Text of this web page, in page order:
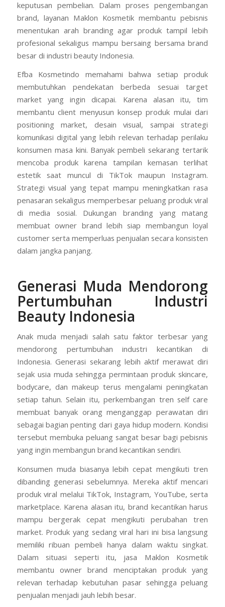
keputusan pembelian. Dalam proses pengembangan
brand, layanan Maklon Kosmetik membantu pebisnis
menentukan arah branding agar produk tampil lebih
profesional sekaligus mampu bersaing bersama brand
besar di industri beauty Indonesia.
Efba Kosmetindo memahami bahwa setiap produk
membutuhkan pendekatan berbeda sesuai target
market yang ingin dicapai. Karena alasan itu, tim
membantu client menyusun konsep produk mulai dari
positioning market, desain visual, sampai strategi
komunikasi digital yang lebih relevan terhadap perilaku
konsumen masa kini. Banyak pembeli sekarang tertarik
mencoba produk karena tampilan kemasan terlihat
estetik saat muncul di TikTok maupun Instagram.
Strategi visual yang tepat mampu meningkatkan rasa
penasaran sekaligus memperbesar peluang produk viral
di media sosial. Dukungan branding yang matang
membuat owner brand lebih siap membangun loyal
customer serta memperluas penjualan secara konsisten
dalam jangka panjang.
Generasi Muda Mendorong
Pertumbuhan Industri
Beauty Indonesia
Anak muda menjadi salah satu faktor terbesar yang
mendorong pertumbuhan industri kecantikan di
Indonesia. Generasi sekarang lebih aktif merawat diri
sejak usia muda sehingga permintaan produk skincare,
bodycare, dan makeup terus mengalami peningkatan
setiap tahun. Selain itu, perkembangan tren self care
membuat banyak orang menganggap perawatan diri
sebagai bagian penting dari gaya hidup modern. Kondisi
tersebut membuka peluang sangat besar bagi pebisnis
yang ingin membangun brand kecantikan sendiri.
Konsumen muda biasanya lebih cepat mengikuti tren
dibanding generasi sebelumnya. Mereka aktif mencari
produk viral melalui TikTok, Instagram, YouTube, serta
marketplace. Karena alasan itu, brand kecantikan harus
mampu bergerak cepat mengikuti perubahan tren
market. Produk yang sedang viral hari ini bisa langsung
memiliki ribuan pembeli hanya dalam waktu singkat.
Dalam situasi seperti itu, jasa Maklon Kosmetik
membantu owner brand menciptakan produk yang
relevan terhadap kebutuhan pasar sehingga peluang
penjualan menjadi jauh lebih besar.